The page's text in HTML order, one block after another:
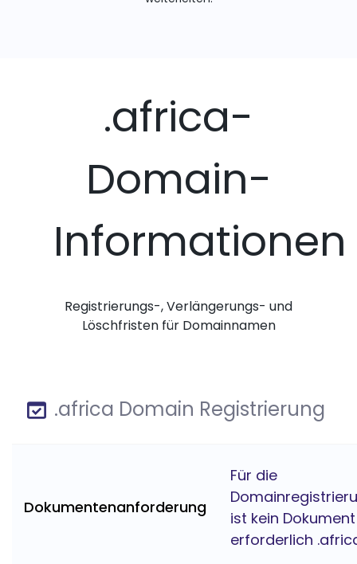
.africa-
Domain-
Informationen
Registrierungs-, Verlängerungs- und
Löschfristen für Domainnamen
.africa Domain Registrierung
Dokumentenanforderung
Für die
ist kein Dokument
erforderlich